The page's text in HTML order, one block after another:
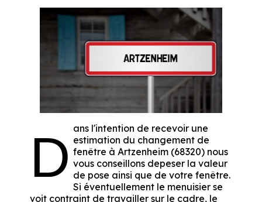
D ans l'intention de recevoir une
estimation du changement de
fenêtre à Artzenheim (68320) nous
vous conseillons depeser la valeur
de pose ainsi que de votre fenêtre.
Si éventuellement le menuisier se
voit contraint de travailler sur le cadre, le